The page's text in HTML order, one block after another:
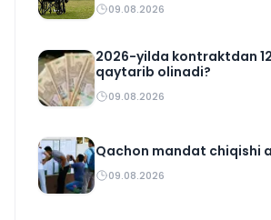
09.08.2026
2026-yilda kontraktdan
qaytarib olinadi?
09.08.2026
Qachon mandat chiqishi
09.08.2026